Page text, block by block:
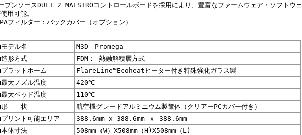
プンソースDUET 2 MAESTROコントロールボードを採用により、豊富なファームウェア・ソフトウェ
用可能。
フィルター：バックカバー（オプション）
デル名
M3D Promega
形方式
FDM： 熱融解積層方式
ラットホーム
FlareLine™Ecoheatヒーター付き特殊強化ガラス製
大ノズル温度
420℃
大ベッド温度
110℃
形 状
航空機グレードアルミニウム製筐体（クリアーPCカバー付き）
リント可能エリア
388.6mm x 388.6mm ｘ 388.6mm
体寸法
508mm（W）X508mm（H)X508mm（L)